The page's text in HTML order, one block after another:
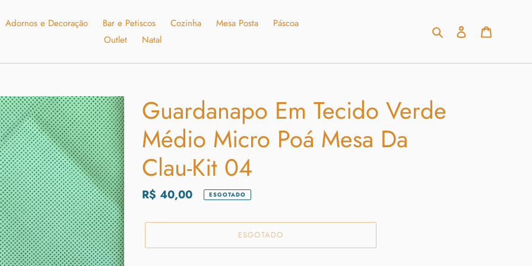
Adornos e Decoração Bar e Petiscos Cozinha Mesa Posta
Páscoa
Outlet
Natal
PesquisarFazer login
Guardanapo Em Tecido Verde
Médio Micro Poá Mesa Da
Clau-Kit 04
Preço
R$ 40,00 ESGOTADO
ESGOTADO